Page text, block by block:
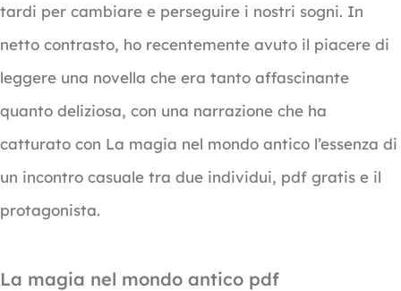
tardi per cambiare e perseguire i nostri sogni. In
netto contrasto, ho recentemente avuto il piacere di
leggere una novella che era tanto affascinante
quanto deliziosa, con una narrazione che ha
catturato con La magia nel mondo antico l’essenza di
un incontro casuale tra due individui, pdf gratis e il
protagonista.
La magia nel mondo antico pdf